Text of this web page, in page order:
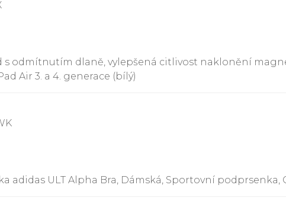
s odmítnutím dlaně, vylepšená citlivost naklonění
Air 3. a 4. generace (bílý)
ULT Alpha Bra, Dámská, Sportovní podprsenka,